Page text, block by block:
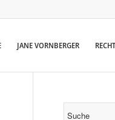
JANE VORNBERGER